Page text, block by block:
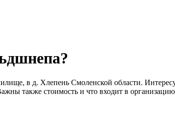
в д. Хлепень Смоленской области.
также стоимость и что входит в